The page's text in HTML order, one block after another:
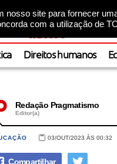
nosso site para fornecer
com a utilização de
Direitos humanos
Redação Pragmatismo
Editor(a)
03/OUT/2023 ÀS 00:32